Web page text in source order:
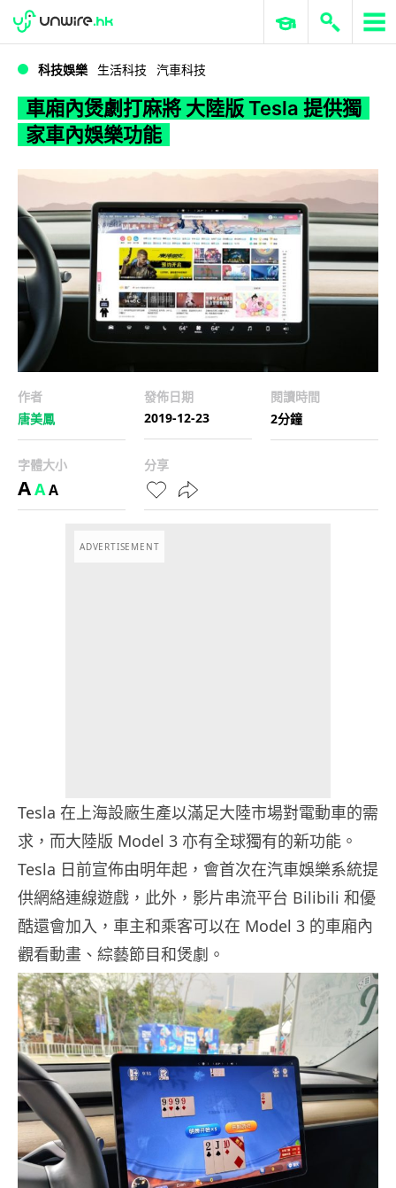
WWDC 2026 ERP 與商業 AI
科技娛樂 生活科技 汽車科技
車廂內煲劇打麻將 大陸版 Tesla 提供獨
家車內娛樂功能
作者
唐美鳳
發佈日期
2019-12-23
閱讀時間
2分鐘
字體大小
AAA
分享
ADVERTISEMENT
Tesla 在上海設廠生產以滿足大陸市場對電動車的需
求，而大陸版 Model 3 亦有全球獨有的新功能。
Tesla 日前宣佈由明年起，會首次在汽車娛樂系統提
供網絡連線遊戲，此外，影片串流平台 Bilibili 和優
酷還會加入，車主和乘客可以在 Model 3 的車廂內
觀看動畫、綜藝節目和煲劇。